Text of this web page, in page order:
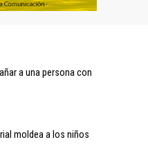
a una persona con
moldea a los niños